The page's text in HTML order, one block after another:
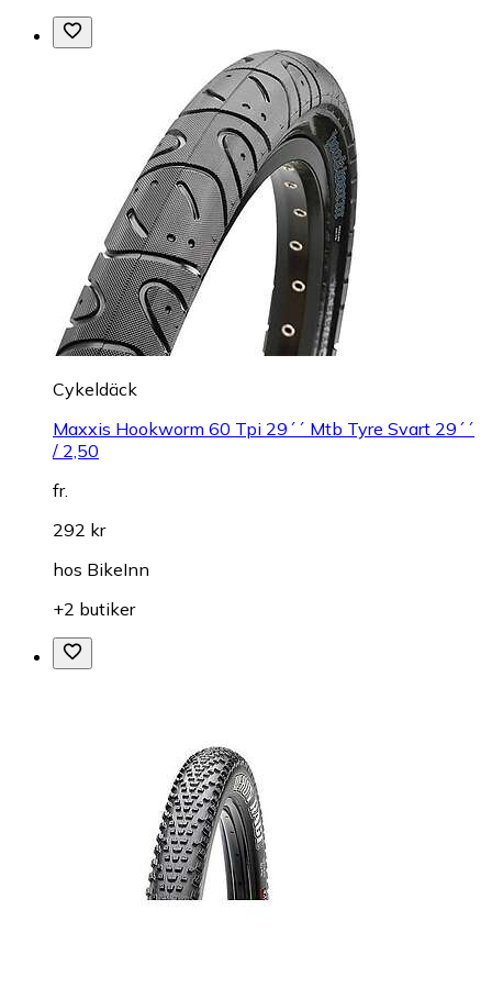
Cykeldäck
Maxxis Hookworm 60 Tpi 29´´ Mtb Tyre Svart 29´´
/ 2,50
fr.
292 kr
hos BikeInn
+2 butiker